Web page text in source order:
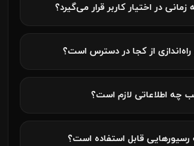
در اختیار کاربر قرار می‌گیرد؟
از کجا در دسترس است؟
چه اطلاعاتی لازم است؟
قابل استفاده است؟